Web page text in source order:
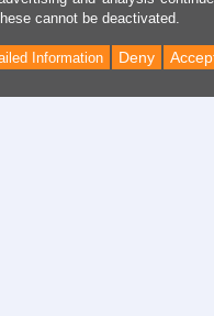
cannot be deactivated.
Deny
Information